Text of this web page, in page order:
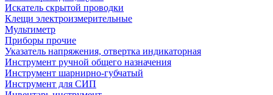
Искатель скрытой проводки
Клещи электроизмерительные
Мультиметр
Приборы прочие
Указатель напряжения, отвертка индикаторная
Инструмент ручной общего назначения
Инструмент шарнирно-губчатый
Инструмент для СИП